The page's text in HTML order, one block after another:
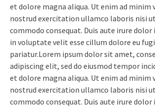
et dolore magna aliqua. Ut enim ad minim
nostrud exercitation ullamco laboris nisi
commodo consequat. Duis aute irure
in voluptate velit esse cillum dolore eu
pariatur.Lorem ipsum dolor sit amet,
adipiscing elit, sed do eiusmod tempor
et dolore magna aliqua. Ut enim ad minim
nostrud exercitation ullamco laboris nisi
commodo consequat. Duis aute irure